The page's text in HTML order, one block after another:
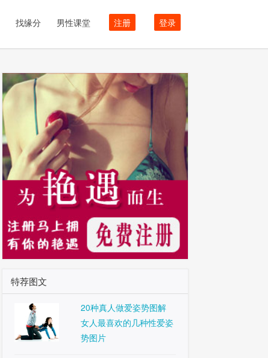
找缘分 男性课堂 注册 登录
特荐图文
20种真人做爱姿势图解
女人最喜欢的几种性爱姿
势图片